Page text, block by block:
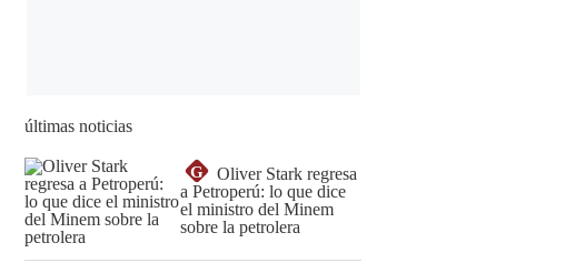
últimas noticias
G
Oliver Stark regresa
a Petroperú: lo que dice
el ministro del Minem
sobre la petrolera